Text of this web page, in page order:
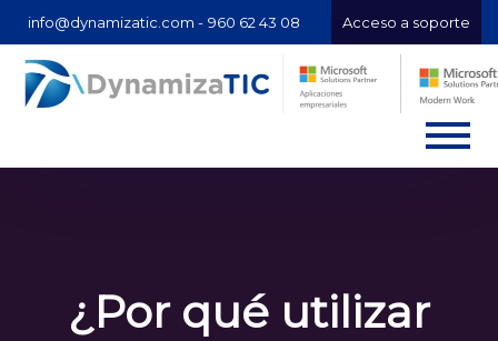
info@dynamizatic.com - 960 62 43 08 Acceso a soporte
¿Por qué utilizar